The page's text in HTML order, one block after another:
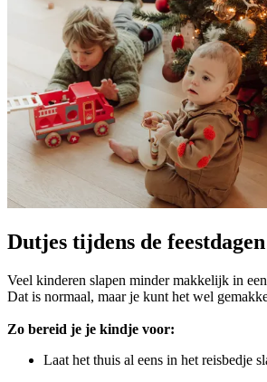
Dutjes tijdens de feestdagen
Veel kinderen slapen minder makkelijk in
Dat is normaal, maar je kunt het wel
Zo bereid je je kindje voor:
Laat het thuis al eens in het reisbedje